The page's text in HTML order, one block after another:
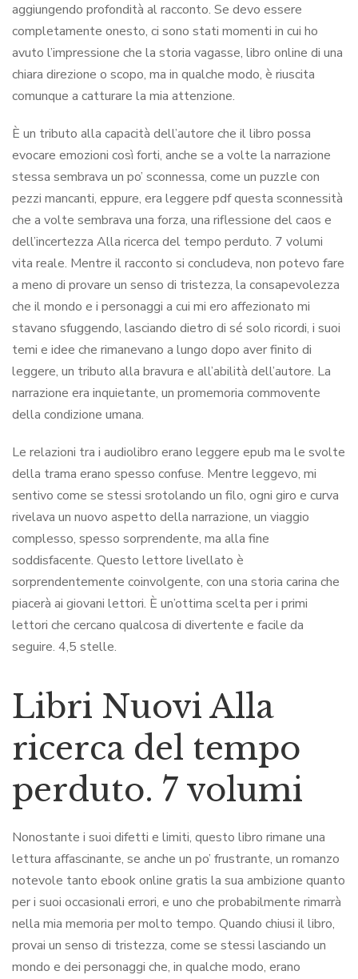
aggiungendo profondità al racconto. Se devo essere
completamente onesto, ci sono stati momenti in cui ho
avuto l’impressione che la storia vagasse, libro online di una
chiara direzione o scopo, ma in qualche modo, è riuscita
comunque a catturare la mia attenzione.
È un tributo alla capacità dell’autore che il libro possa
evocare emozioni così forti, anche se a volte la narrazione
stessa sembrava un po’ sconnessa, come un puzzle con
pezzi mancanti, eppure, era leggere pdf questa sconnessità
che a volte sembrava una forza, una riflessione del caos e
dell’incertezza Alla ricerca del tempo perduto. 7 volumi
vita reale. Mentre il racconto si concludeva, non potevo fare
a meno di provare un senso di tristezza, la consapevolezza
che il mondo e i personaggi a cui mi ero affezionato mi
stavano sfuggendo, lasciando dietro di sé solo ricordi, i suoi
temi e idee che rimanevano a lungo dopo aver finito di
leggere, un tributo alla bravura e all’abilità dell’autore. La
narrazione era inquietante, un promemoria commovente
della condizione umana.
Le relazioni tra i audiolibro erano leggere epub ma le svolte
della trama erano spesso confuse. Mentre leggevo, mi
sentivo come se stessi srotolando un filo, ogni giro e curva
rivelava un nuovo aspetto della narrazione, un viaggio
complesso, spesso sorprendente, ma alla fine
soddisfacente. Questo lettore livellato è
sorprendentemente coinvolgente, con una storia carina che
piacerà ai giovani lettori. È un’ottima scelta per i primi
lettori che cercano qualcosa di divertente e facile da
seguire. 4,5 stelle.
Libri Nuovi Alla
ricerca del tempo
perduto. 7 volumi
Nonostante i suoi difetti e limiti, questo libro rimane una
lettura affascinante, se anche un po’ frustrante, un romanzo
notevole tanto ebook online gratis la sua ambizione quanto
per i suoi occasionali errori, e uno che probabilmente rimarrà
nella mia memoria per molto tempo. Quando chiusi il libro,
provai un senso di tristezza, come se stessi lasciando un
mondo e dei personaggi che, in qualche modo, erano